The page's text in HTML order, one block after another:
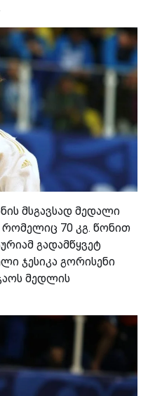
მსგავსად მედალი
რომელიც 70 კგ. წონით
გადამწყვეტ
ჯესიკა გორისენი
მედლის